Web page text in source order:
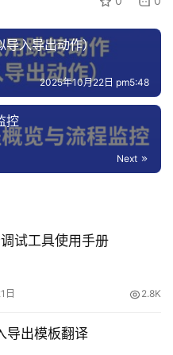
库 --
库 -- >
</activeProfile>
导入导出动作）
2025年10月22日 pm5:48
控
Next
试工具使用手册
日 2.8K
导出模板翻译